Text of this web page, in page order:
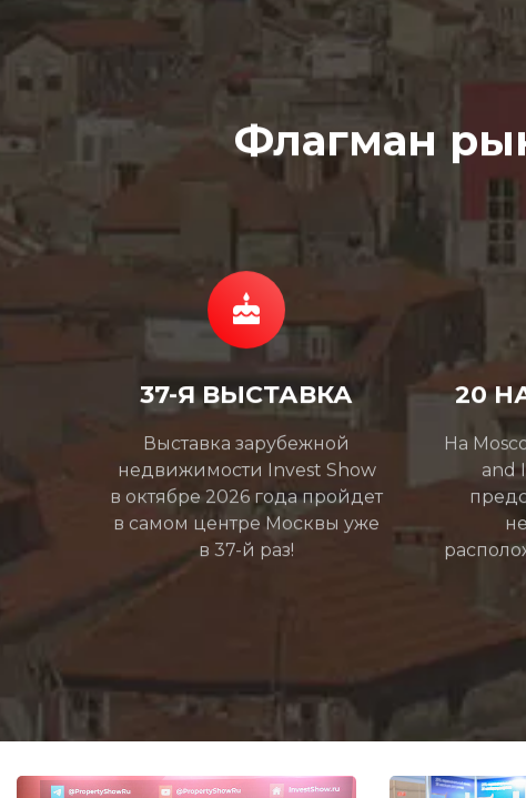
Флагман
37-Я ВЫСТАВКА
Выставка зарубежной
недвижимости Invest Show
в октябре 2026 года пройдет
в самом центре Москвы уже
в 37-й раз!
20
На
and